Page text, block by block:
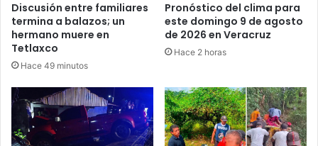
Discusión entre familiares
termina a balazos; un
hermano muere en
Tetlaxco
Hace 49 minutos
Pronóstico del clima para
este domingo 9 de agosto
de 2026 en Veracruz
Hace 2 horas